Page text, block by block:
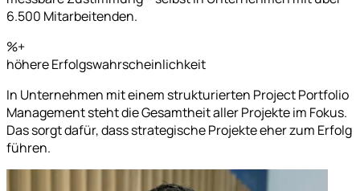
6.500 Mitarbeitenden.
%+
höhere Erfolgswahrscheinlichkeit
In Unternehmen mit einem strukturierten Project Portfolio
Management steht die Gesamtheit aller Projekte im Fokus.
Das sorgt dafür, dass strategische Projekte eher zum Erfolg
führen.